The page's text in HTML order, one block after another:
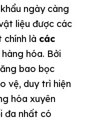
ngày càng
liệu được các
chính là các
hóa. Bởi
bao bọc
vệ, duy trì hiện
hóa xuyên
đa nhất có